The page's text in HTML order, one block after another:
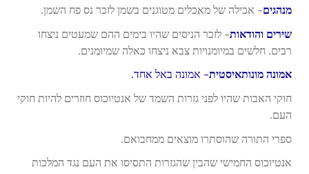
מנהגים– אכילה של מאכלים מטוגנים בשמן לזכר נס פח השמן.
שירים והודאות– לזכר הניסים שהיו בימים ההם שמעטים ניצחו
רבים. חלשים במיומנויות צבא ניצחו כאלה שמיומנים.
אמונה מונותאיסטית– אמונה באל אחד.
חוקי האבות שהיו לפני גזרות השמד של אנטיוכוס חוזרים להיות חוקי
העם.
ספרי התורה שהוסתרו מוצאים ממחבואם.
אנטיוכוס החמישי שהבין שהגזרות התסיסו את העם נגד המלכות